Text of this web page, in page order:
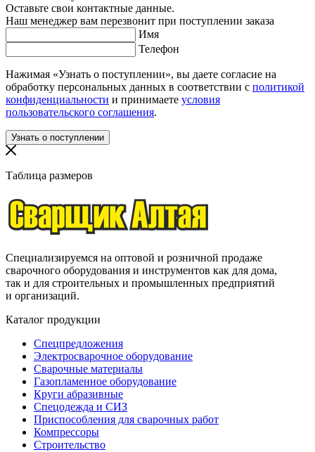
Оставьте свои контактные данные.
Наш менеджер вам перезвонит при поступлении заказа
Имя
Телефон
Нажимая «Узнать о поступлении», вы даете согласие на
обработку персональных данных в соответствии с политикой
конфиденциальности и принимаете условия
пользовательского соглашения.
Таблица размеров
Специализируемся на оптовой и розничной продаже
сварочного оборудования и инструментов как для дома,
так и для строительных и промышленных предприятий
и организаций.
Каталог продукции
Спецпредложения
Электросварочное оборудование
Сварочные материалы
Газопламенное оборудование
Круги абразивные
Спецодежда и СИЗ
Приспособления для сварочных работ
Компрессоры
Строительство